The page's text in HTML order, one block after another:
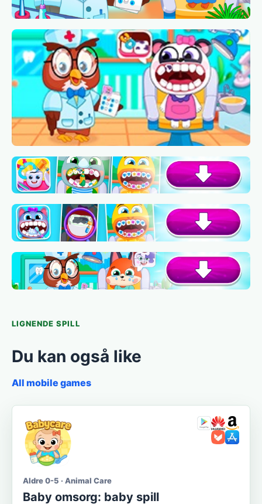
LIGNENDE SPILL
Du kan også like
All mobile games
Aldre 0-5 · Animal Care
Baby omsorg: baby spill